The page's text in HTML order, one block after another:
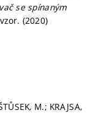
se spínaným
(2020)
M.; KRAJSA,